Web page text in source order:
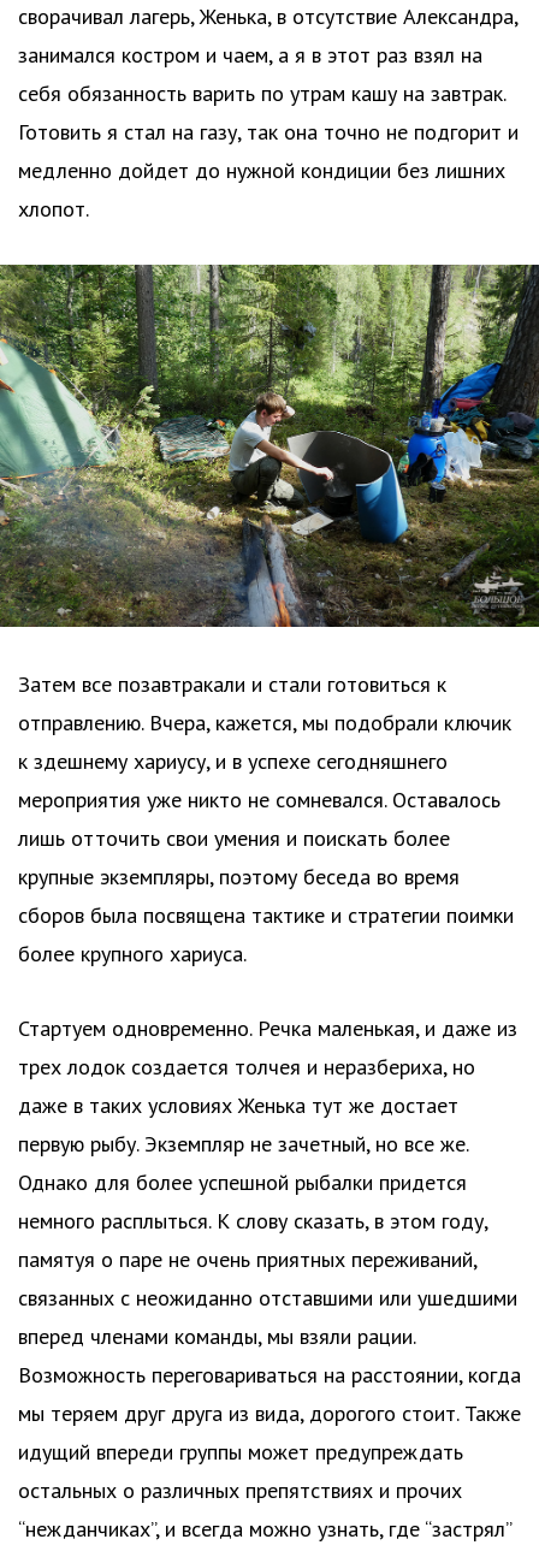
сворачивал лагерь, Женька, в отсутствие Александра,
занимался костром и чаем, а я в этот раз взял на
себя обязанность варить по утрам кашу на завтрак.
Готовить я стал на газу, так она точно не подгорит и
медленно дойдет до нужной кондиции без лишних
хлопот.
Затем все позавтракали и стали готовиться к
отправлению. Вчера, кажется, мы подобрали ключик
к здешнему хариусу, и в успехе сегодняшнего
мероприятия уже никто не сомневался. Оставалось
лишь отточить свои умения и поискать более
крупные экземпляры, поэтому беседа во время
сборов была посвящена тактике и стратегии поимки
более крупного хариуса.
Стартуем одновременно. Речка маленькая, и даже из
трех лодок создается толчея и неразбериха, но
даже в таких условиях Женька тут же достает
первую рыбу. Экземпляр не зачетный, но все же.
Однако для более успешной рыбалки придется
немного расплыться. К слову сказать, в этом году,
памятуя о паре не очень приятных переживаний,
связанных с неожиданно отставшими или ушедшими
вперед членами команды, мы взяли рации.
Возможность переговариваться на расстоянии, когда
мы теряем друг друга из вида, дорогого стоит. Также
идущий впереди группы может предупреждать
остальных о различных препятствиях и прочих
“нежданчиках”, и всегда можно узнать, где “застрял”